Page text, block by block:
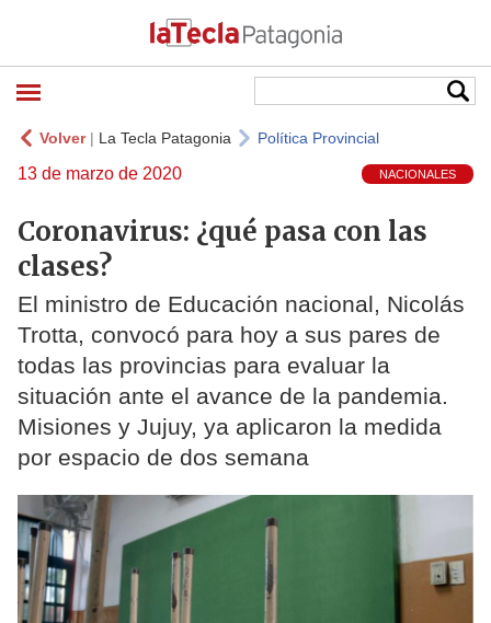
Volver| La Tecla Patagonia Política Provincial
13 de marzo de 2020 NACIONALES
Coronavirus: ¿qué pasa con las
clases?
El ministro de Educación nacional, Nicolás
Trotta, convocó para hoy a sus pares de
todas las provincias para evaluar la
situación ante el avance de la pandemia.
Misiones y Jujuy, ya aplicaron la medida
por espacio de dos semana